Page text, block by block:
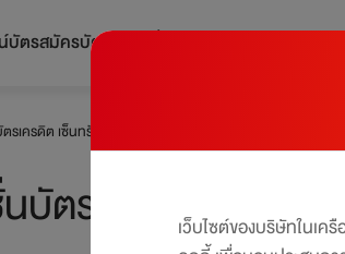
บัตรสมัครบัตร
รเครดิต เซ็นทรัล เดอะวัน
นบัตรเครดิตที่ถูกใจ
เว็บไซต์ของบริษัทในเ